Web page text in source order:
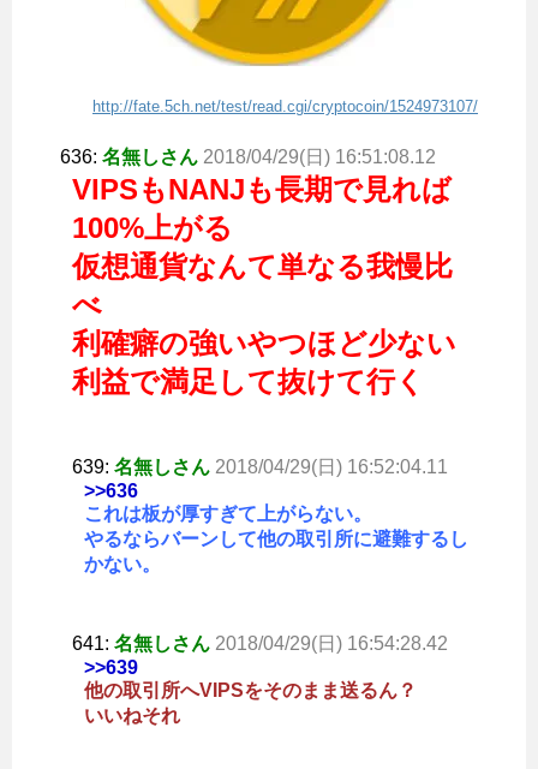
http://fate.5ch.net/test/read.cgi/cryptocoin/1524973107/
636: 名無しさん 2018/04/29(日) 16:51:08.12
VIPSもNANJも長期で見れば
100%上がる
仮想通貨なんて単なる我慢比
べ
利確癖の強いやつほど少ない
利益で満足して抜けて行く
639: 名無しさん 2018/04/29(日) 16:52:04.11
>>636
これは板が厚すぎて上がらない。
やるならバーンして他の取引所に避難するし
かない。
641: 名無しさん 2018/04/29(日) 16:54:28.42
>>639
他の取引所へVIPSをそのまま送るん？
いいねそれ